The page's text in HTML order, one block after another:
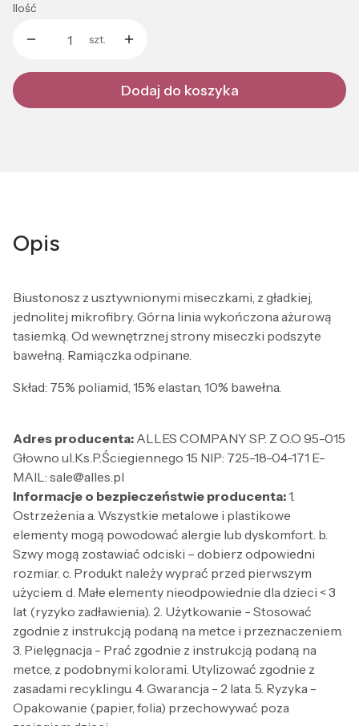
Ilość
szt.
Dodaj do koszyka
Opis
Biustonosz z usztywnionymi miseczkami, z gładkiej,
jednolitej mikrofibry. Górna linia wykończona ażurową
tasiemką. Od wewnętrznej strony miseczki podszyte
bawełną. Ramiączka odpinane.
Skład: 75% poliamid, 15% elastan, 10% bawełna.
Adres producenta: ALLES COMPANY SP. Z O.O 95-015
Głowno ul.Ks.P.Ściegiennego 15 NIP: 725-18-04-171 E-
MAIL: sale@alles.pl
Informacje o bezpieczeństwie producenta:1.
Ostrzeżenia a. Wszystkie metalowe i plastikowe
elementy mogą powodować alergie lub dyskomfort. b.
Szwy mogą zostawiać odciski – dobierz odpowiedni
rozmiar. c. Produkt należy wyprać przed pierwszym
użyciem. d. Małe elementy nieodpowiednie dla dzieci < 3
lat (ryzyko zadławienia). 2. Użytkowanie - Stosować
zgodnie z instrukcją podaną na metce i przeznaczeniem.
3. Pielęgnacja - Prać zgodnie z instrukcją podaną na
metce, z podobnymi kolorami. Utylizować zgodnie z
zasadami recyklingu. 4. Gwarancja - 2 lata. 5. Ryzyka -
Opakowanie (papier, folia) przechowywać poza